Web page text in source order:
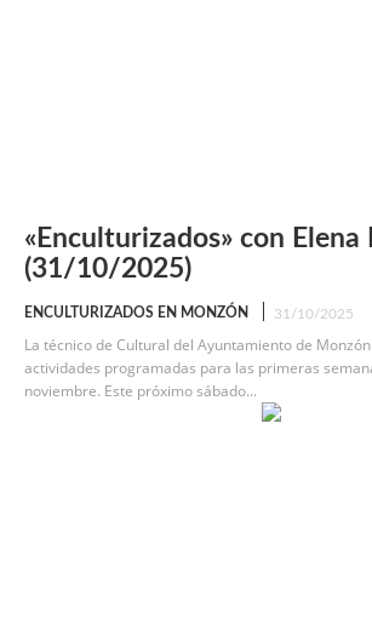
«Enculturizados» con Elena
(31/10/2025)
ENCULTURIZADOS EN MONZÓN 31/10/2025
La técnico de Cultural del Ayuntamiento de
actividades programadas para las primeras
noviembre. Este próximo sábado...